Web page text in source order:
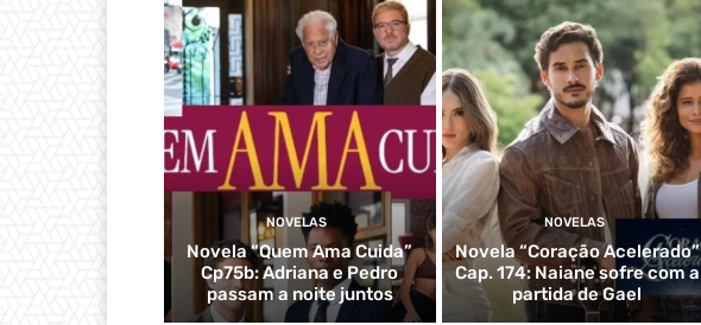
NOVELAS
Novela “Quem Ama Cuida”
Cp75b: Adriana e Pedro
passam a noite juntos
NOVELAS
Novela “Coração Acelerado”
Cap. 174: Naiane sofre com a
partida de Gael